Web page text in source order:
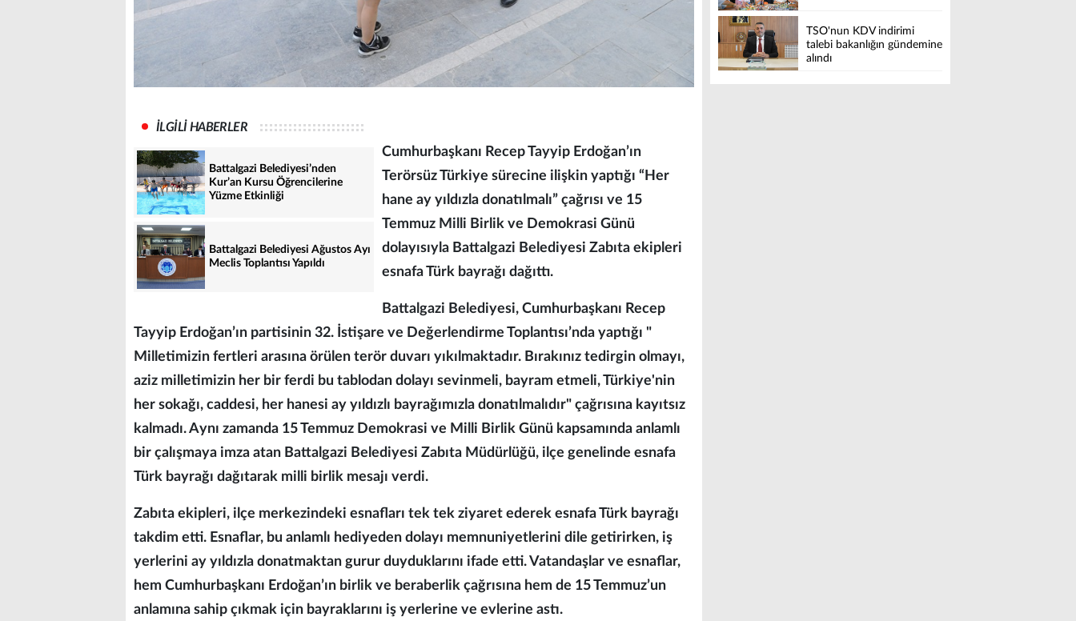
İLGİLİ HABERLER
Battalgazi Belediyesi’nden
Kur’an Kursu Öğrencilerine
Yüzme Etkinliği
Battalgazi Belediyesi Ağustos Ayı
Meclis Toplantısı Yapıldı
Cumhurbaşkanı Recep Tayyip Erdoğan’ın
Terörsüz Türkiye sürecine ilişkin yaptığı “Her
hane ay yıldızla donatılmalı” çağrısı ve 15
Temmuz Milli Birlik ve Demokrasi Günü
dolayısıyla Battalgazi Belediyesi Zabıta ekipleri
esnafa Türk bayrağı dağıttı.
Battalgazi Belediyesi, Cumhurbaşkanı Recep
Tayyip Erdoğan’ın partisinin 32. İstişare ve Değerlendirme Toplantısı’nda yaptığı "
Milletimizin fertleri arasına örülen terör duvarı yıkılmaktadır. Bırakınız tedirgin olmayı,
aziz milletimizin her bir ferdi bu tablodan dolayı sevinmeli, bayram etmeli, Türkiye'nin
her sokağı, caddesi, her hanesi ay yıldızlı bayrağımızla donatılmalıdır" çağrısına kayıtsız
kalmadı. Aynı zamanda 15 Temmuz Demokrasi ve Milli Birlik Günü kapsamında anlamlı
bir çalışmaya imza atan Battalgazi Belediyesi Zabıta Müdürlüğü, ilçe genelinde esnafa
Türk bayrağı dağıtarak milli birlik mesajı verdi.
Zabıta ekipleri, ilçe merkezindeki esnafları tek tek ziyaret ederek esnafa Türk bayrağı
takdim etti. Esnaflar, bu anlamlı hediyeden dolayı memnuniyetlerini dile getirirken, iş
yerlerini ay yıldızla donatmaktan gurur duyduklarını ifade etti. Vatandaşlar ve esnaflar,
hem Cumhurbaşkanı Erdoğan’ın birlik ve beraberlik çağrısına hem de 15 Temmuz’un
anlamına sahip çıkmak için bayraklarını iş yerlerine ve evlerine astı.
TSO'nun KDV indirimi
talebi bakanlığın gündemine
alındı